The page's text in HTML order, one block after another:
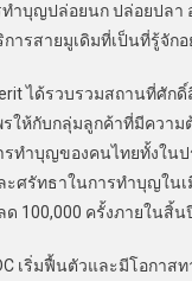
ำบุญปล่อยนก ปล่อยปล
รสายมูเดิมที่เป็นที่รู้จักอ
ด้รวบรวมสถานที่ศักดิ์สิ
ให้กับกลุ่มลูกค้าที่มีควา
ทำบุญของคนไทยทั้งใน
รัทธาในการทำบุญใน
100,000 ครั้งภายในสิ้น
ริ่มฟื้นตัวและมีโอกาสท